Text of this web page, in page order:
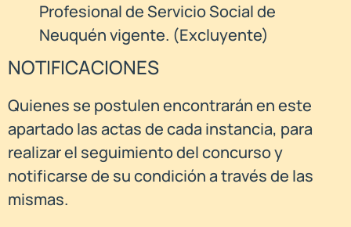
Profesional de Servicio Social de
Neuquén vigente. (Excluyente)
NOTIFICACIONES
Quienes se postulen encontrarán en este
apartado las actas de cada instancia, para
realizar el seguimiento del concurso y
notificarse de su condición a través de las
mismas.